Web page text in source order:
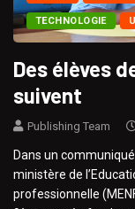
TECHNOLOGIE
Des élèves
suivent
Publishing Team
Dans un
ministère de
professionnelle